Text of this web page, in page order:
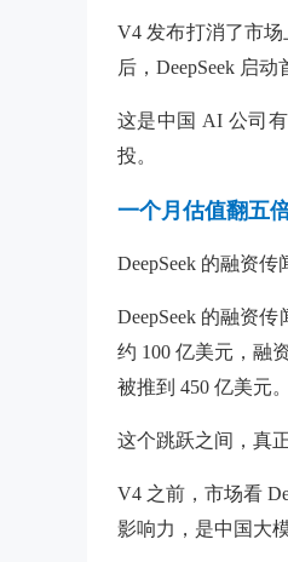
V4 发布打消了市场
后，DeepSeek 启动
这是中国 AI 公司
投。
一个月估值翻五
DeepSeek 的融资
DeepSeek 的融资
约 100 亿美元，融
被推到 450 亿美元。
这个跳跃之间，真
V4 之前，市场看
影响力，是中国大